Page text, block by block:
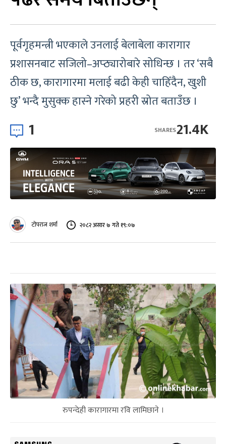
पूर्वगृहमन्त्री भएकाले उनलाई बेलाबेला कारागार
प्रशासनबाट सजिलो–अप्ठ्यारोबारे सोधिन्छ । तर ‘सबै
ठीक छ, कारागारमा मलाई बढी केही चाहिँदैन, खुशी
छु’ भन्दै मुसुक्क हास्ने गरेको प्रहरी स्रोत बताउँछ ।
1 21.4K
SHARES
टोपराज शर्मा २०८२ असार ७ गते १९:०७
रुपन्देही कारागारमा रवि लामिछाने ।